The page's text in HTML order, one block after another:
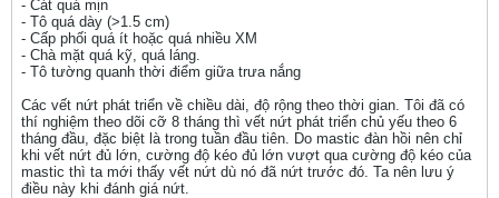
- Cát quá mịn
- Tô quá dày (>1.5 cm)
- Cấp phối quá ít hoặc quá nhiều XM
- Chà mặt quá kỹ, quá láng.
- Tô tường quanh thời điểm giữa trưa nắng
Các vết nứt phát triển về chiều dài, độ rộng theo thời gian. Tôi đã có
thí nghiệm theo dõi cỡ 8 tháng thì vết nứt phát triển chủ yếu theo 6
tháng đầu, đặc biệt là trong tuần đầu tiên. Do mastic đàn hồi nên chỉ
khi vết nứt đủ lớn, cường độ kéo đủ lớn vượt qua cường độ kéo của
mastic thì ta mới thấy vết nứt dù nó đã nứt trước đó. Ta nên lưu ý
điều này khi đánh giá nứt.